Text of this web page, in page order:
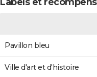
Pavillon bleu
Ville d'art et d'histoire